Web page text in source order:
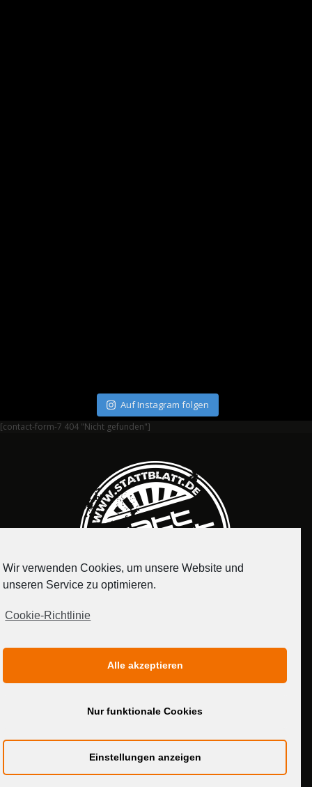
Auf Instagram folgen
[contact-form-7 404 "Nicht gefunden"]
MEDIADATEN
Wir verwenden Cookies, um unsere Website und
unseren Service zu optimieren.
Cookie-Richtlinie
Alle akzeptieren
Nur funktionale Cookies
Einstellungen anzeigen